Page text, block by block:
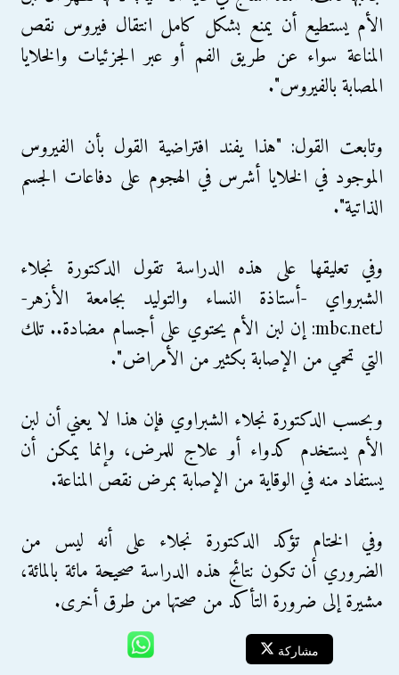
الأم يستطيع أن يمنع بشكل كامل انتقال فيروس نقص
المناعة سواء عن طريق الفم أو عبر الجزئيات والخلايا
المصابة بالفيروس".
وتابعت القول: "هذا يفند افتراضية القول بأن الفيروس
الموجود في الخلايا أشرس في الهجوم على دفاعات الجسم
الذاتية".
وفي تعليقها على هذه الدراسة تقول الدكتورة نجلاء
الشبرواي -أستاذة النساء والتوليد بجامعة الأزهر-
لـmbc.net: إن لبن الأم يحتوي على أجسام مضادة.. تلك
التي تحمي من الإصابة بكثير من الأمراض".
وبحسب الدكتورة نجلاء الشبراوي فإن هذا لا يعني أن لبن
الأم يستخدم كدواء أو علاج للمرض، وإنما يمكن أن
يستفاد منه في الوقاية من الإصابة بمرض نقص المناعة.
وفي الختام تؤكد الدكتورة نجلاء على أنه ليس من
الضروري أن تكون نتائج هذه الدراسة صحيحة مائة بالمائة،
مشيرة إلى ضرورة التأكد من صحتها من طرق أخرى.
مشاركة